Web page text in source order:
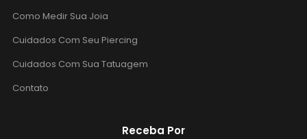
Como Medir Sua Joia
Cuidados Com Seu Piercing
Cuidados Com Sua Tatuagem
Contato
Receba Por